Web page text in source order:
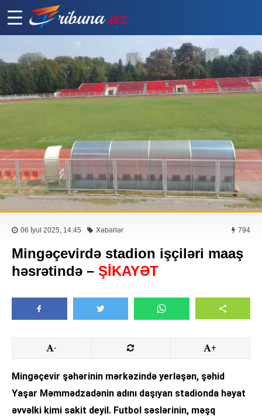
06 İyul 2025, 14:45 Xəbərlər 794
Mingəçevirdə stadion işçiləri maaş
həsrətində – ŞİKAYƏT
- +
Mingəçevir şəhərinin mərkəzində yerləşən, şəhid
Yaşar Məmmədzadənin adını daşıyan stadionda həyat
əvvəlki kimi sakit deyil. Futbol səslərinin, məşq